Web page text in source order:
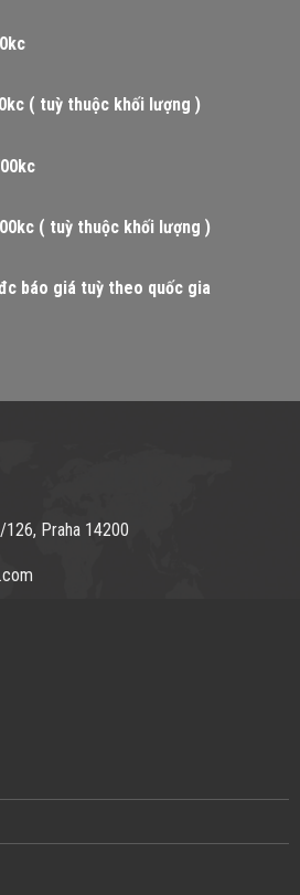
( tuỳ thuộc khối lượng )
( tuỳ thuộc khối lượng )
báo giá tuỳ theo quốc gia
Praha 14200